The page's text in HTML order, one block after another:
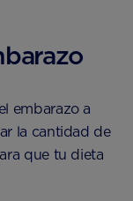
embarazo a
la cantidad de
que tu dieta